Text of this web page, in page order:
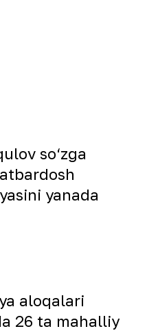
so‘zga
yanada
aloqalari
26 ta mahalliy